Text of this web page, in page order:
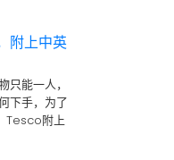
附上中英
只能一人，
下手，为了
Tesco附上